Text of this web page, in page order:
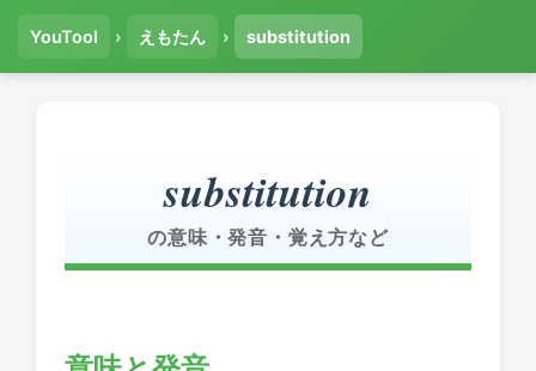
YouTool › えもたん › substitution
substitution
の意味・発音・覚え方など